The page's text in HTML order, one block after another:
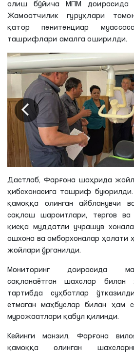
олиш бўйича МПМ доирасида
Жамоатчилик гуруҳлари
қатор пенитенциар
ташрифлари амалга оширилди.
Дастлаб, Фарғона шаҳрида
ҳибсхонасига ташриф
қамоққа олинган айбланувчи
сақлаш шароитлари, тергов ва
қисқа муддатли учрашув
ошхона ва омборхоналар ҳолати
жойлари ўрганилди.
Мониторинг доирасида
сақланаётган шахслар
тартибда суҳбатлар
етмаган маҳбуслар билан ҳам
мурожаатлари қабул қилинди.
Кейинги манзил, Фарғона
қамоққа олинган